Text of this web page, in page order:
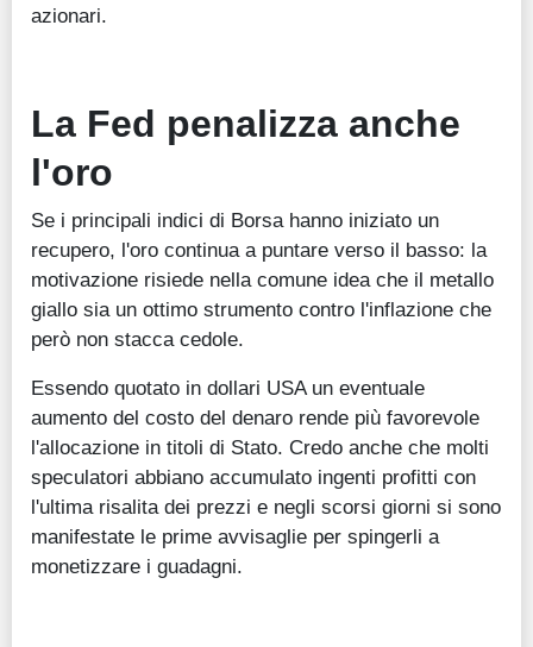
azionari.
La Fed penalizza anche
l'oro
Se i principali indici di Borsa hanno iniziato un
recupero, l'oro continua a puntare verso il basso: la
motivazione risiede nella comune idea che il metallo
giallo sia un ottimo strumento contro l'inflazione che
però non stacca cedole.
Essendo quotato in dollari USA un eventuale
aumento del costo del denaro rende più favorevole
l'allocazione in titoli di Stato. Credo anche che molti
speculatori abbiano accumulato ingenti profitti con
l'ultima risalita dei prezzi e negli scorsi giorni si sono
manifestate le prime avvisaglie per spingerli a
monetizzare i guadagni.